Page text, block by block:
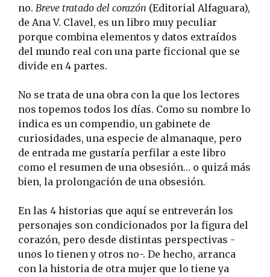
no. Breve tratado del corazón (Editorial Alfaguara),
de Ana V. Clavel, es un libro muy peculiar
porque combina elementos y datos extraídos
del mundo real con una parte ficcional que se
divide en 4 partes.
No se trata de una obra con la que los lectores
nos topemos todos los días. Como su nombre lo
indica es un compendio, un gabinete de
curiosidades, una especie de almanaque, pero
de entrada me gustaría perfilar a este libro
como el resumen de una obsesión… o quizá más
bien, la prolongación de una obsesión.
En las 4 historias que aquí se entreverán los
personajes son condicionados por la figura del
corazón, pero desde distintas perspectivas -
unos lo tienen y otros no-. De hecho, arranca
con la historia de otra mujer que lo tiene ya